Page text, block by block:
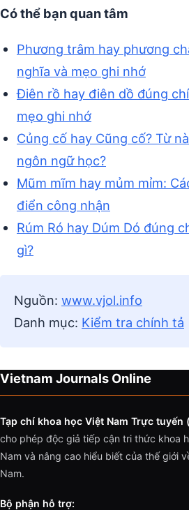
Có thể bạn quan tâm
Phương trâm hay phương
nghĩa và mẹo ghi nhớ
Điên rồ hay điên dồ đúng
mẹo ghi nhớ
Củng cố hay Cũng cố? Từ
ngôn ngữ học?
Mũm mĩm hay mủm mỉm:
điển công nhận
Rúm Ró hay Dúm Dó đúng
gì?
Nguồn: www.vjol.info
Danh mục: Kiểm tra chính tả
Vietnam Journals Online
Tạp chí khoa học Việt Nam Trực tuyến
cho phép độc giả tiếp cận tri thức khoa
Nam và nâng cao hiểu biết của thế giới
Nam.
Bộ phận hỗ trợ: